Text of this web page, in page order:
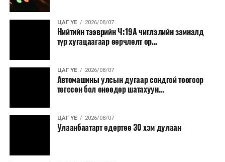
ЦАГ ҮЕ 2026/08/07
Нийтийн тээврийн Ч:19А чиглэлийн замналд
түр хугацаагаар өөрчлөлт ор...
ЦАГ ҮЕ 2026/08/07
Автомашины улсын дугаар сондгой тоогоор
төгссөн бол өнөөдөр шатахуун...
ЦАГ ҮЕ 2026/08/07
Улаанбаатарт өдөртөө 30 хэм дулаан